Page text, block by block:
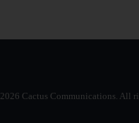
2026 Cactus Communications. All